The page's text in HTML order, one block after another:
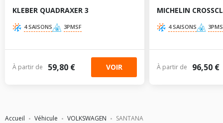
Accueil Véhicule VOLKSWAGEN SANTANA
KLEBER QUADRAXER 3
4 SAISONS 3PMSF
À partir de 59,80 € VOIR
MICHELIN
4 SAISONS
À partir de 96,50 €